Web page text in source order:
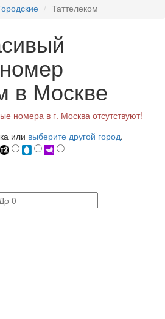
Таттелеком
в Москве
номера в г. Москва отсутствуют!
или выберите другой город.